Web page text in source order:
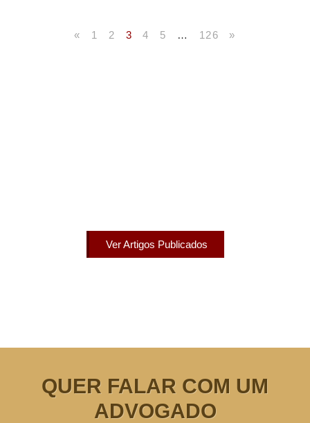
« 1 2 3 4 5 … 126 »
Ver Artigos Publicados
QUER FALAR COM UM
ADVOGADO